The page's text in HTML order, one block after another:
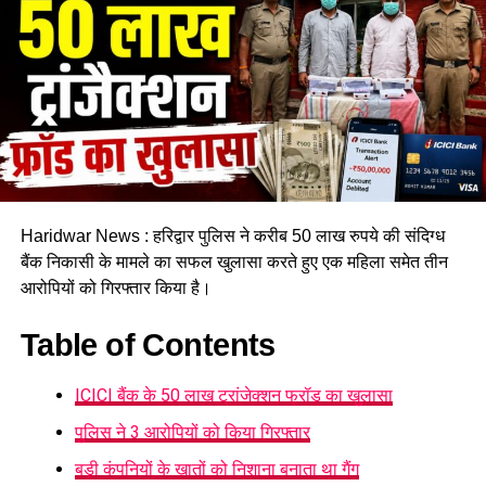
Haridwar News : हरिद्वार पुलिस ने करीब 50 लाख रुपये की संदिग्ध
बैंक निकासी के मामले का सफल खुलासा करते हुए एक महिला समेत तीन
आरोपियों को गिरफ्तार किया है।
Table of Contents
ICICI बैंक के 50 लाख ट्रांजेक्शन फ्रॉड का खुलासा
पुलिस ने 3 आरोपियों को किया गिरफ्तार
बड़ी कंपनियों के खातों को निशाना बनाता था गैंग